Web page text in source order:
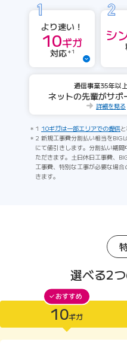
より速い！
10ギガ
対応＊1
シ
通信事業35年以
ネットの先輩がサポ
詳細を見る
1 10ギガは一部エリアでの提供
2 新規工事費分割払い相当を
にて値引きします。分割払い期
ただきます。土日休日工事費、
工事費、特別な工事が必要な場
きます。
選べる2
10ギガがおすすめ
10ギガ